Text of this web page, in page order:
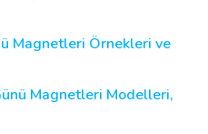
Magnetleri Örnekleri ve
Magnetleri Modelleri,